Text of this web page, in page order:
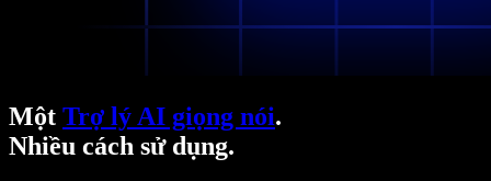
Một Trợ lý AI giọng nói.
Nhiều cách sử dụng.